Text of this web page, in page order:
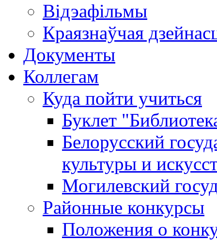
Відэафільмы
Краязнаўчая
Документы
Коллегам
Куда пойти учиться
Буклет
Белорусский
культуры и
Могилевский
Районные конкурсы
Положения о